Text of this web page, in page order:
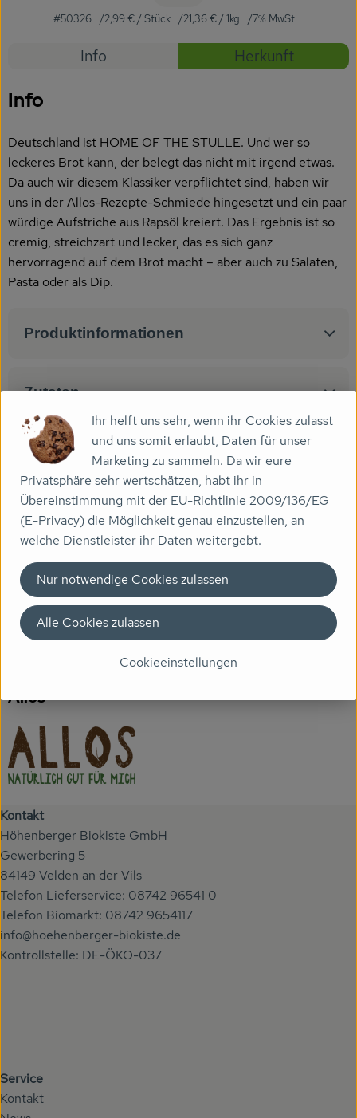
Drogerie
Garten
Saatgut
Gedrucktes
Trinkgeld & Spenden
Biomarkt
Wissen
Über uns
#50326 2,99 € / Stück 21,36 € / 1kg 7% MwSt
Rezepte
Info Herkunft
Info
Deutschland ist HOME OF THE STULLE. Und wer so
leckeres Brot kann, der belegt das nicht mit irgend etwas.
Da auch wir diesem Klassiker verpflichtet sind, haben wir
uns in der Allos-Rezepte-Schmiede hingesetzt und ein paar
würdige Aufstriche aus Rapsöl kreiert. Das Ergebnis ist so
cremig, streichzart und lecker, das es sich ganz
hervorragend auf dem Brot macht – aber auch zu Salaten,
Pasta oder als Dip.
Produktinformationen
Zutaten
Nährwert-Info
Produktdatenblatt
Herkunft
Hersteller: Allos
Allos
Kontakt
Höhenberger Biokiste GmbH
Gewerbering 5
84149 Velden an der Vils
Telefon Lieferservice: 08742 96541 0
Telefon Biomarkt: 08742 9654117
info@hoehenberger-biokiste.de
Kontrollstelle: DE-ÖKO-037
Service
Kontakt
Ihr helft uns sehr, wenn ihr Cookies zulasst
und uns somit erlaubt, Daten für unser
Marketing zu sammeln. Da wir eure
Privatsphäre sehr wertschätzen, habt ihr in
Übereinstimmung mit der EU-Richtlinie 2009/136/EG
(E-Privacy) die Möglichkeit genau einzustellen, an
welche Dienstleister ihr Daten weitergebt.
Cookieeinstellungen
Nur notwendige Cookies zulassen
Alle Cookies zulassen